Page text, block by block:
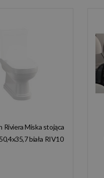
Riviera Miska stojąca
biała RIV10